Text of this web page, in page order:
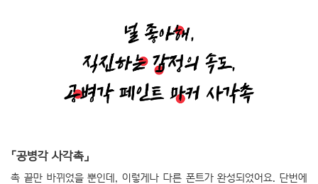
「공병각 사각촉」
촉 끝만 바뀌었을 뿐인데, 이렇게나 다른 폰트가 완성되었어요. 단번에